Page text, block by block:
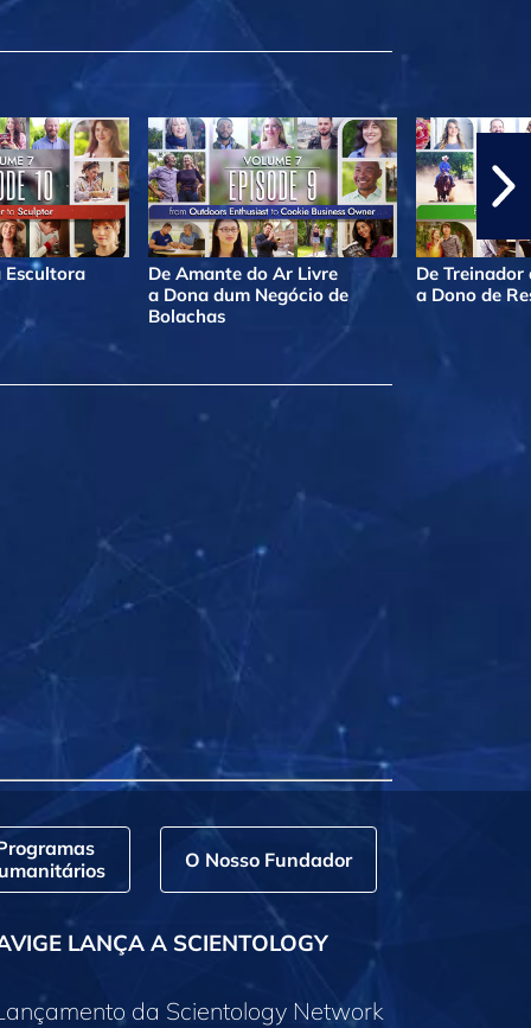
Escultora
De Amante do Ar Livre
a Dona dum Negócio de
Bolachas
De Treinador
a Dono de
O Nosso Fundador
LANÇA A SCIENTOLOGY
da Scientology Network